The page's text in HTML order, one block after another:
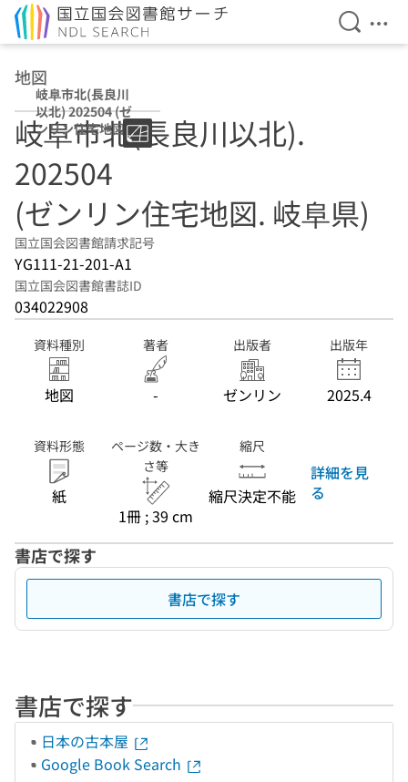
検索を
メ
地図
岐阜市北(長良川
以北) 202504 (ゼ
ンリン住宅地図.
岐阜県)
岐阜市北(長良川以北).
202504
(ゼンリン住宅地図. 岐阜県)
国立国会図書館請求記号
YG111-21-201-A1
国立国会図書館書誌ID
034022908
資料種別
地図
著者
-
出版者
ゼンリン
出版年
2025.4
資料形態
紙
ページ数・大き
さ等
1冊 ; 39 cm
縮尺
縮尺決定不能
詳細を見
る
書店で探す
書店で探す
書店で探す
日本の古本屋
Google Book Search